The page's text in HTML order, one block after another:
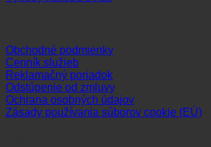
Obchodné podmienky
Cenník služieb
Reklamačný poriadok
Odstúpenie od zmluvy
Ochrana osobných údajov
Zásady používania súborov cookie (EÚ)